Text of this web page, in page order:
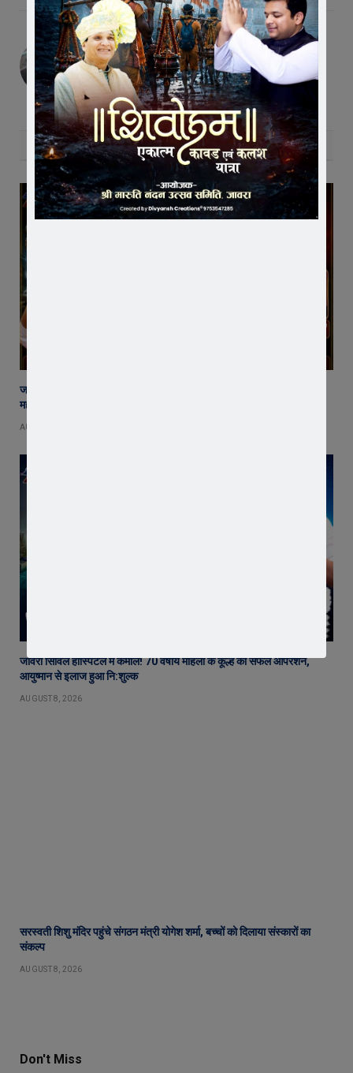
Editor
RELATEDPOSTS
जावरा में बनेगा आस्था का नया केंद्र! आनंदी हनुमान मुक्तिधाम में स्थापित होगी भव्य
महादेव प्रतिमा
AUGUST 8, 2026
जावरा सिविल हॉस्पिटल में कमाल! 70 वर्षीय महिला के कूल्हे का सफल ऑपरेशन,
आयुष्मान से इलाज हुआ नि:शुल्क
AUGUST 8, 2026
सरस्वती शिशु मंदिर पहुंचे संगठन मंत्री योगेश शर्मा, बच्चों को दिलाया संस्कारों का
संकल्प
AUGUST 8, 2026
Don't Miss